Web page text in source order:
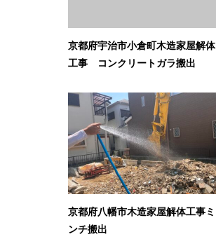
京都府宇治市小倉町木造家屋解体
工事 コンクリートガラ搬出
京都府八幡市木造家屋解体工事ミ
ンチ搬出